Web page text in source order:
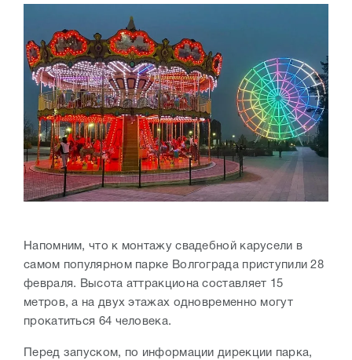
Напомним, что к монтажу свадебной карусели в
самом популярном парке Волгограда приступили 28
февраля. Высота аттракциона составляет 15
метров, а на двух этажах одновременно могут
прокатиться 64 человека.
Перед запуском, по информации дирекции парка,